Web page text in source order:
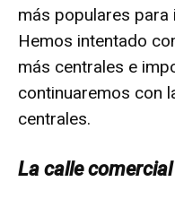
más populares
Hemos intentado
más centrales e
continuaremos con
centrales.
La calle